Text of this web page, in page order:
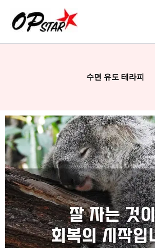
로
수면 유도 테라피